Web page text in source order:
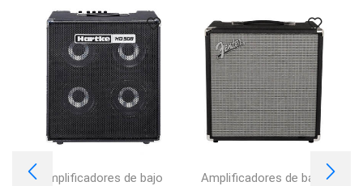
Amplificadores de bajo
Amplificadores de bajo